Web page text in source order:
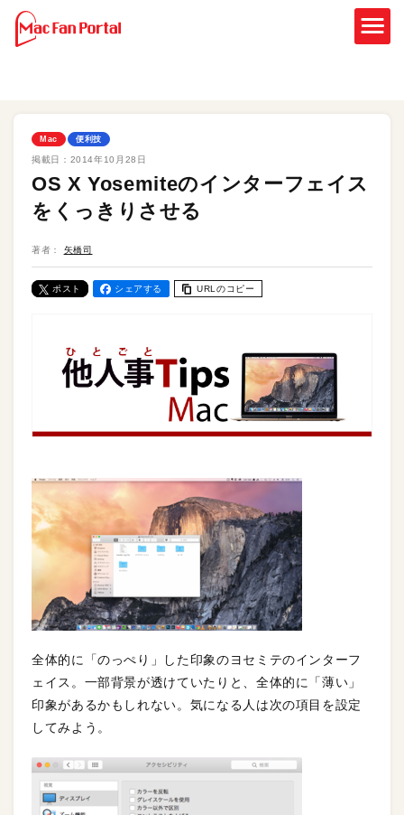
Mac 便利技
掲載日： 2014年10月28日
OS X Yosemiteのインターフェイス
をくっきりさせる
著者： 矢橋司
ポスト シェアする URLのコピー
全体的に「のっぺり」した印象のヨセミテのインターフ
ェイス。一部背景が透けていたりと、全体的に「薄い」
印象があるかもしれない。気になる人は次の項目を設定
してみよう。